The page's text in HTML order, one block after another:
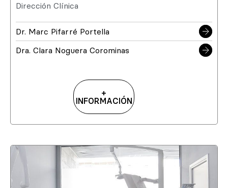
Dirección Clínica
Dr. Marc Pifarré Portella
Dra. Clara Noguera Corominas
+
INFORMACIÓN